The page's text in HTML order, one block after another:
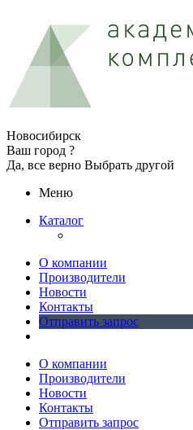
Новосибирск
Ваш город ?
Да, все верно Выбрать другой
Меню
Каталог
О компании
Производители
Новости
Контакты
Отправить запрос
О компании
Производители
Новости
Контакты
Отправить запрос